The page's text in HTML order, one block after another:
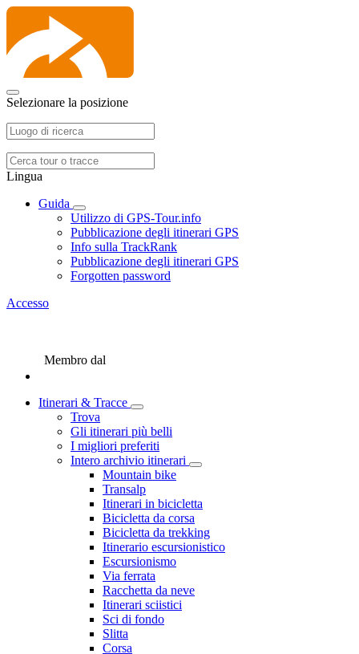
Selezionare la posizione
Lingua
Guida
Utilizzo di GPS-Tour.info
Pubblicazione degli itinerari GPS
Info sulla TrackRank
Pubblicazione degli itinerari GPS
Forgotten password
Accesso
Membro dal
Itinerari & Tracce
Trova
Gli itinerari più belli
I migliori preferiti
Intero archivio itinerari
Mountain bike
Transalp
Itinerari in bicicletta
Bicicletta da corsa
Bicicletta da trekking
Itinerario escursionistico
Escursionismo
Via ferrata
Racchetta da neve
Itinerari sciistici
Sci di fondo
Slitta
Corsa